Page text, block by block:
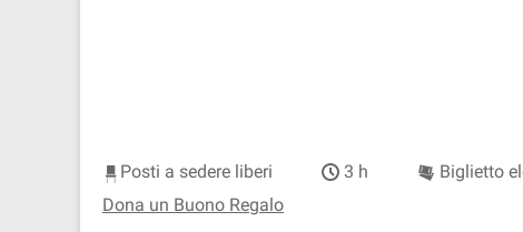
Posti a sedere liberi 3 h
Biglietto
Dona un Buono Regalo